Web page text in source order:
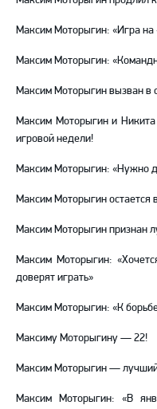
Максим Моторыгин: «Игра
Максим Моторыгин:
Максим Моторыгин вызван в
Максим Моторыгин и
игровой недели!
Максим Моторыгин: «Нужно
Максим Моторыгин остается
Максим Моторыгин признан
Максим Моторыгин:
доверят играть»
Максим Моторыгин: «К
Максиму Моторыгину — 22!
Максим Моторыгин —
Максим Моторыгин: «В